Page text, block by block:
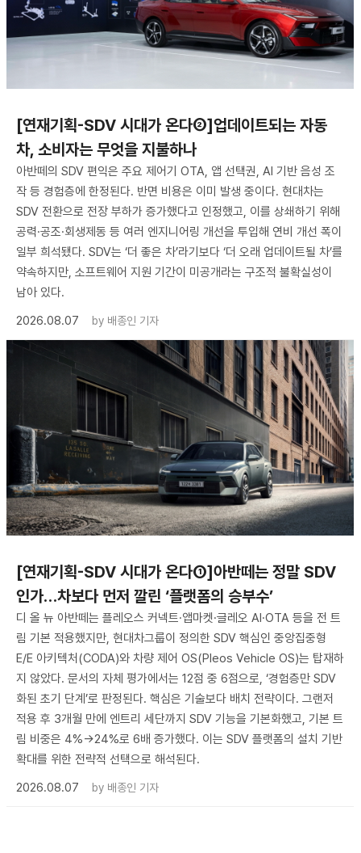
[연재기획-SDV 시대가 온다②]업데이트되는 자동
차, 소비자는 무엇을 지불하나
아반떼의 SDV 편익은 주요 제어기 OTA, 앱 선택권, AI 기반 음성 조
작 등 경험층에 한정된다. 반면 비용은 이미 발생 중이다. 현대차는
SDV 전환으로 전장 부하가 증가했다고 인정했고, 이를 상쇄하기 위해
공력·공조·회생제동 등 여러 엔지니어링 개선을 투입해 연비 개선 폭이
일부 희석됐다. SDV는 ‘더 좋은 차’라기보다 ‘더 오래 업데이트될 차’를
약속하지만, 소프트웨어 지원 기간이 미공개라는 구조적 불확실성이
남아 있다.
2026.08.07
by 배종인 기자
[연재기획-SDV 시대가 온다①]아반떼는 정말 SDV
인가…차보다 먼저 깔린 ‘플랫폼의 승부수’
디 올 뉴 아반떼는 플레오스 커넥트·앱마켓·글레오 AI·OTA 등을 전 트
림 기본 적용했지만, 현대차그룹이 정의한 SDV 핵심인 중앙집중형
E/E 아키텍처(CODA)와 차량 제어 OS(Pleos Vehicle OS)는 탑재하
지 않았다. 문서의 자체 평가에서는 12점 중 6점으로, ‘경험층만 SDV
화된 초기 단계’로 판정된다. 핵심은 기술보다 배치 전략이다. 그랜저
적용 후 3개월 만에 엔트리 세단까지 SDV 기능을 기본화했고, 기본 트
림 비중은 4%→24%로 6배 증가했다. 이는 SDV 플랫폼의 설치 기반
확대를 위한 전략적 선택으로 해석된다.
2026.08.07
by 배종인 기자